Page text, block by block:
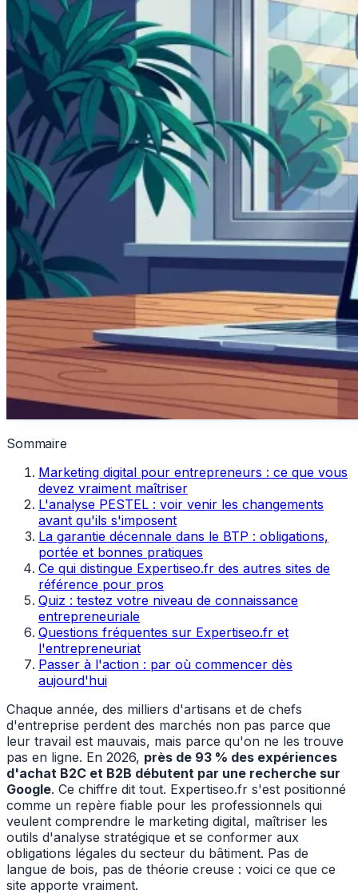
Sommaire
Marketing digital pour entrepreneurs : ce que vous
devez vraiment maîtriser
L'analyse PESTEL : voir venir les changements
avant qu'ils s'imposent
La garantie décennale dans le BTP : obligations,
portée et bonnes pratiques
Ce qui distingue Expertiseo.fr des autres sites de
référence pour pros
Quiz : testez votre niveau de connaissance
entrepreneuriale
Questions fréquentes sur Expertiseo.fr et
l'entrepreneuriat
Passer à l'action : par où commencer dès
aujourd'hui
Chaque année, des milliers d'artisans et de chefs
d'entreprise perdent des marchés non pas parce que
leur travail est mauvais, mais parce qu'on ne les trouve
pas en ligne. En 2026, près de 93 % des expériences
d'achat B2C et B2B débutent par une recherche sur
Google. Ce chiffre dit tout. Expertiseo.fr s'est positionné
comme un repère fiable pour les professionnels qui
veulent comprendre le marketing digital, maîtriser les
outils d'analyse stratégique et se conformer aux
obligations légales du secteur du bâtiment. Pas de
langue de bois, pas de théorie creuse : voici ce que ce
site apporte vraiment.